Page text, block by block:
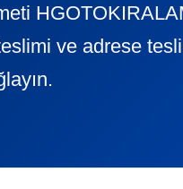
ve adrese